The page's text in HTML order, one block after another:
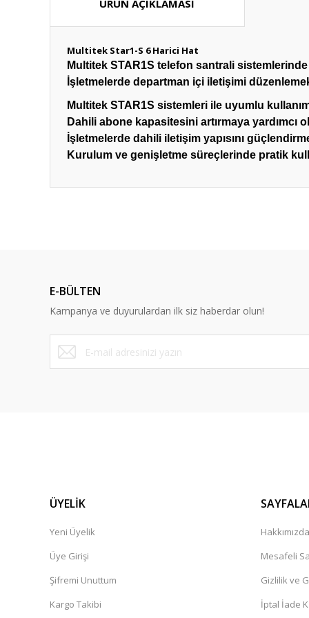
ÜRÜN AÇIKLAMASI
Multitek Star1-S 6 Harici Hat
Multitek STAR1S telefon santrali
İşletmelerde departman içi iletişimi
Multitek STAR1S sistemleri ile uyumlu
Dahili abone kapasitesini artırmaya yardımcı
İşletmelerde dahili iletişim yapısını
Kurulum ve genişletme süreçlerinde pratik
Ürün bilgilerinde hatalar bulunuyor.
Ürün fiyatı diğer sitelerden daha pahalı.
Bu ürüne benzer farklı alternatifler olmalı.
E-BÜLTEN
Kampanya ve duyurulardan ilk siz haberdar olun!
ÜYELİK
Yeni Üyelik
Üye Girişi
Şifremi Unuttum
Kargo Takibi
Hakkımızda
Mesafeli
Gizlilik ve
İptal İade